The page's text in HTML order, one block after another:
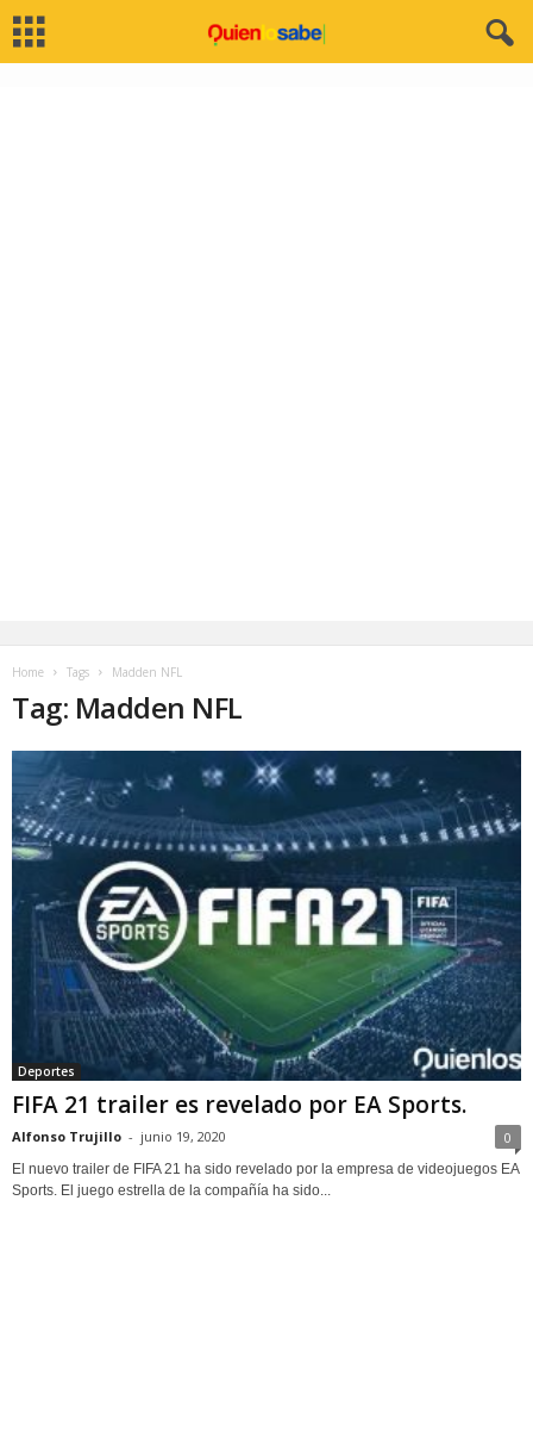
Home Tags Madden NFL
Tag: Madden NFL
Deportes
FIFA 21 trailer es revelado por EA Sports.
Alfonso Trujillo - junio 19, 2020 0
El nuevo trailer de FIFA 21 ha sido revelado por la empresa de videojuegos EA
Sports. El juego estrella de la compañía ha sido...